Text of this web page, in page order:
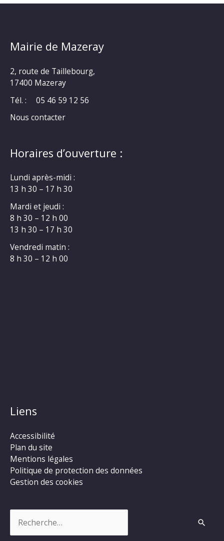
Mairie de Mazeray
2, route de Taillebourg,
17400 Mazeray
Tél. :
05 46 59 12 56
Nous contacter
Horaires d’ouverture :
Lundi après-midi :
13 h 30 – 17 h 30
Mardi et jeudi :
8 h 30 – 12 h 00
13 h 30 – 17 h 30
Vendredi matin :
8 h 30 – 12 h 00
Liens
Accessibilité
Plan du site
Mentions légales
Politique de protection des données
Gestion des cookies